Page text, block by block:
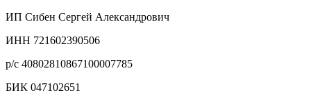
ИП Сибен Сергей Александрович
ИНН 721602390506
р/с 40802810867100007785
БИК 047102651